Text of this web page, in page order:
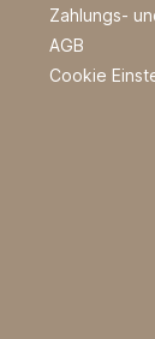
Zahlungs-
AGB
Cookie